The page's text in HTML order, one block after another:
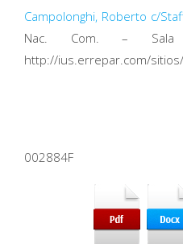
Campolonghi, Roberto c/
Nac. Com. –
http://ius.errepar.com/
002884F